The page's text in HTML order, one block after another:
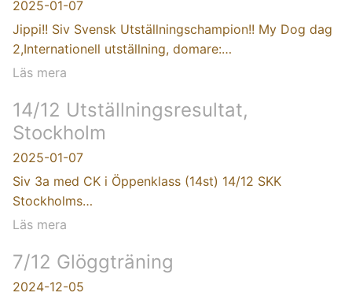
2025-01-07
Jippi!! Siv Svensk Utställningschampion!! My Dog dag
2,Internationell utställning, domare:…
Läs mera
14/12 Utställningsresultat,
Stockholm
2025-01-07
Siv 3a med CK i Öppenklass (14st) 14/12 SKK
Stockholms…
Läs mera
7/12 Glöggträning
2024-12-05